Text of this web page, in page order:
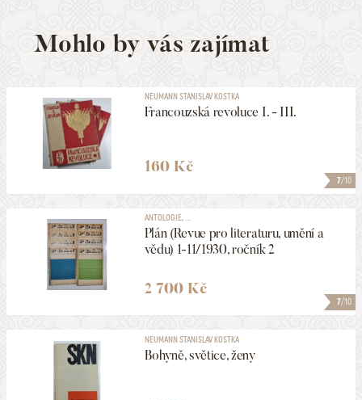
Mohlo by vás zajímat
7/10
NEUMANN STANISLAV KOSTKA
Francouzská revoluce I. - III.
160 Kč
7/10
ANTOLOGIE, ...
Plán (Revue pro literaturu, umění a
vědu) 1-11/1930, ročník 2
2 700 Kč
NEUMANN STANISLAV KOSTKA
Bohyně, světice, ženy